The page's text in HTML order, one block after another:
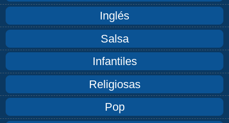
Inglés
Salsa
Infantiles
Religiosas
Pop